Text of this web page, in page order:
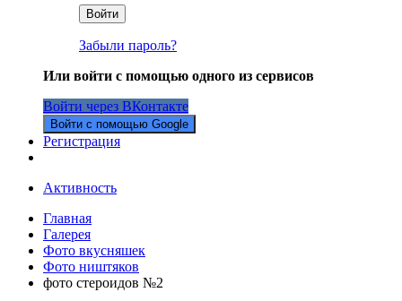
Войти
Забыли пароль?
Или войти с помощью одного из сервисов
Войти через ВКонтакте
Войти с помощью Google
Регистрация
Активность
Главная
Галерея
Фото вкусняшек
Фото ништяков
фото стероидов №2